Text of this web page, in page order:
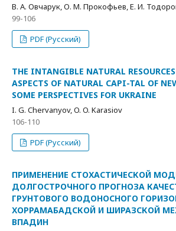
В. А. Овчарук, О. М. Прокофьев, Е. И.
99-106
PDF (Русский)
THE INTANGIBLE NATURAL
ASPECTS OF NATURAL CAPI-TAL OF
SOME PERSPECTIVES FOR UKRAINE
I. G. Chervanyov, O. O. Karasiov
106-110
PDF (Русский)
ПРИМЕНЕНИЕ СТОХАСТИЧЕСКОЙ
ДОЛГОСТРОЧНОГО ПРОГНОЗА
ГРУНТОВОГО ВОДОНОСНОГО
ХОРРАМАБАДСКОЙ И ШИРАЗСКОЙ
ВПАДИН